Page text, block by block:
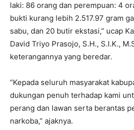
laki: 86 orang dan perempuan: 4
bukti kurang lebih 2.517.97 gram
sabu, dan 20 butir ekstasi,” ucap
David Triyo Prasojo, S.H., S.I.K.,
keterangannya yang beredar.
“Kepada seluruh masyarakat
dukungan penuh terhadap kami
perang dan lawan serta berantas
narkoba,” ajaknya.